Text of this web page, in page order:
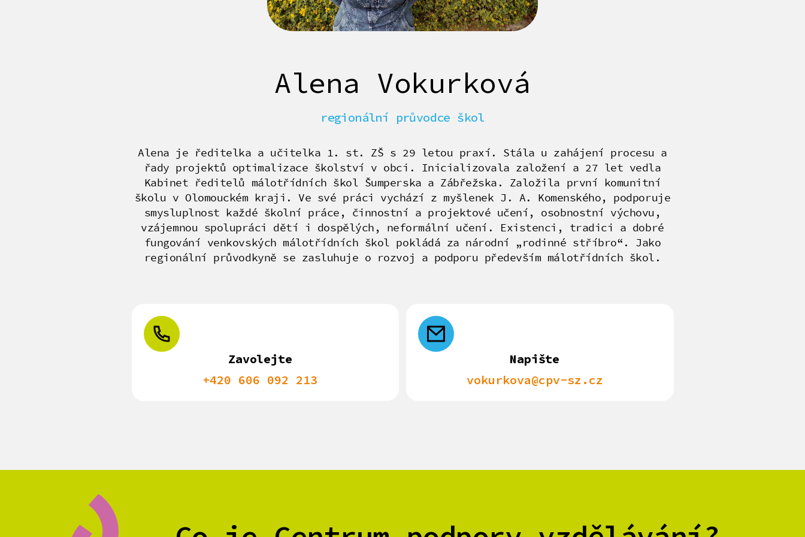
Alena Vokurková
regionální průvodce škol
Alena je ředitelka a učitelka 1. st. ZŠ s 29 letou praxí. Stála u zahájení procesu a
řady projektů optimalizace školství v obci. Inicializovala založení a 27 let vedla
Kabinet ředitelů málotřídních škol Šumperska a Zábřežska. Založila první komunitní
školu v Olomouckém kraji. Ve své práci vychází z myšlenek J. A. Komenského, podporuje
smysluplnost každé školní práce, činnostní a projektové učení, osobnostní výchovu,
vzájemnou spolupráci dětí i dospělých, neformální učení. Existenci, tradici a dobré
fungování venkovských málotřídních škol pokládá za národní „rodinné stříbro“. Jako
regionální průvodkyně se zasluhuje o rozvoj a podporu především málotřídních škol.
Zavolejte
+420 606 092 213
Napište
vokurkova@cpv-sz.cz